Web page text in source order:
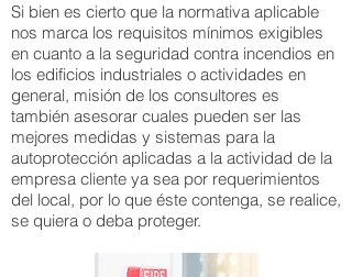
Si bien es cierto que la normativa aplicable
nos marca los requisitos mínimos exigibles
en cuanto a la seguridad contra incendios en
los edificios industriales o actividades en
general, misión de los consultores es
también asesorar cuales pueden ser las
mejores medidas y sistemas para la
autoprotección aplicadas a la actividad de la
empresa cliente ya sea por requerimientos
del local, por lo que éste contenga, se realice,
se quiera o deba proteger.